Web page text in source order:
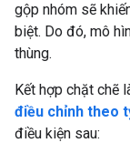
gộp nhóm sẽ
biệt. Do đó, mô
thùng.
Kết hợp chặt chẽ
điều chỉnh theo
điều kiện sau: